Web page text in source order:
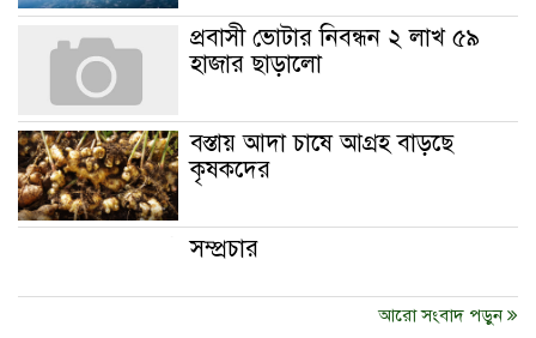
প্রবাসী ভোটার নিবন্ধন ২ লাখ ৫৯
হাজার ছাড়ালো
বস্তায় আদা চাষে আগ্রহ বাড়ছে
কৃষকদের
সম্প্রচার
আরো সংবাদ পড়ুন